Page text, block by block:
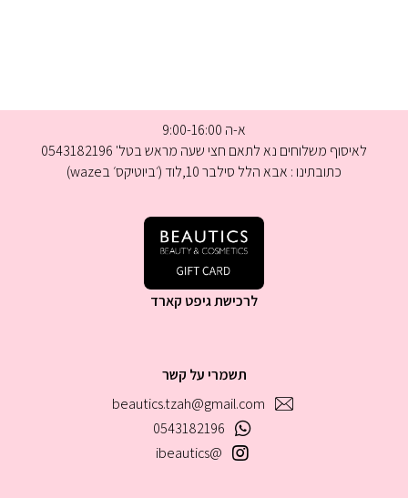
תשמרי על קשר
beautics.tzah@gmail.com
0543182196
@ibeautics
א-ה 9:00-16:00
לאיסוף משלוחים נא לתאם חצי שעה מראש בטל' 0543182196
כתובתינו : אבא הלל סילבר 10,לוד (׳ביוטיקס׳ בwaze)
לרכישת גיפט קארד